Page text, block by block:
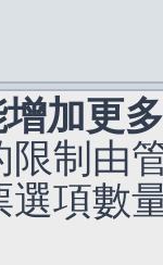
加更
制由
項數